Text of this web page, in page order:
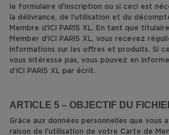
le formulaire d'inscription ou si ceci est
la délivrance, de l'utilisation et du
Membre d'ICI PARIS XL. En tant que
Member d'ICI PARIS XL, vous recevez
informations sur les offres et produits. Si
vous intéresse pas, vous pouvez en
d’ICI PARIS XL par écrit.
ARTICLE 5 – OBJECTIF DU
Grâce aux données personnelles que vous
raison de l’utilisation de votre Carte de